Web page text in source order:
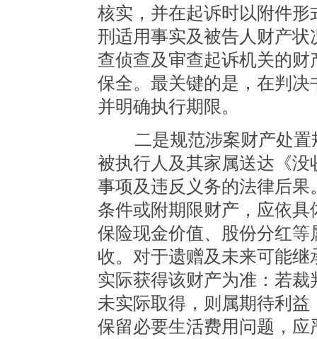
核实，并在起诉时以附件
刑适用事实及被告人财产
查侦查及审查起诉机关的
保全。最关键的是，在判
并明确执行期限。
二是规范涉案财产处置
被执行人及其家属送达《
事项及违反义务的法律后
条件或附期限财产，应依
保险现金价值、股份分红
收。对于遗赠及未来可能
实际获得该财产为准：若
未实际取得，则属期待利
保留必要生活费用问题，